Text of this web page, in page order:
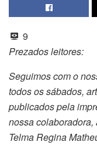
9
Prezados leitores:
Seguimos com o
todos os sábados,
publicados pela
nossa
Telma Regina